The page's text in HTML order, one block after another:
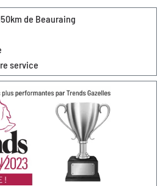
de Beauraing
service